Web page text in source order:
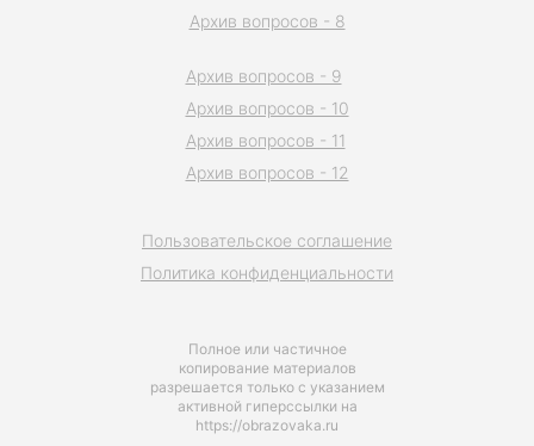
Полное или частичное
копирование материалов
разрешается только с указанием
активной гиперссылки на
https://obrazovaka.ru
Пользовательское соглашение
Политика конфиденциальности
Архив вопросов - 8
Архив вопросов - 9
Архив вопросов - 10
Архив вопросов - 11
Архив вопросов - 12